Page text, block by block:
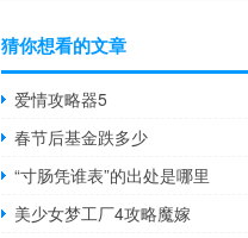
猜你想看的文章
爱情攻略器5
春节后基金跌多少
“寸肠凭谁表”的出处是哪里
美少女梦工厂4攻略魔嫁